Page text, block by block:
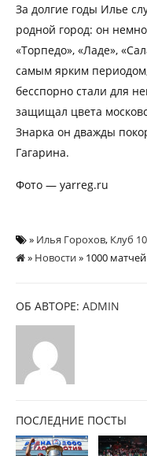
За долгие годы Илье
родной город: он
«Торпедо», «Ладе»,
самым ярким
бесспорно стали для
защищал цвета
Знарка он дважды
Гагарина.
Фото — yarreg.ru
» Илья Горохов, Клуб
» Новости» 1000
ОБ АВТОРЕ: ADMIN
ПОСЛЕДНИЕ ПОСТЫ